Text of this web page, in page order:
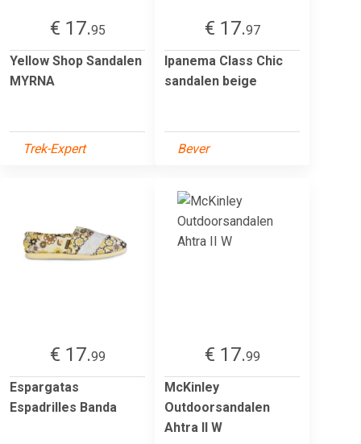
€ 17.95
Yellow Shop Sandalen
MYRNA
Trek-Expert
€ 17.97
Ipanema Class Chic
sandalen beige
Bever
€ 17.99
Espargatas
Espadrilles Banda
€ 17.99
McKinley
Outdoorsandalen
Ahtra II W